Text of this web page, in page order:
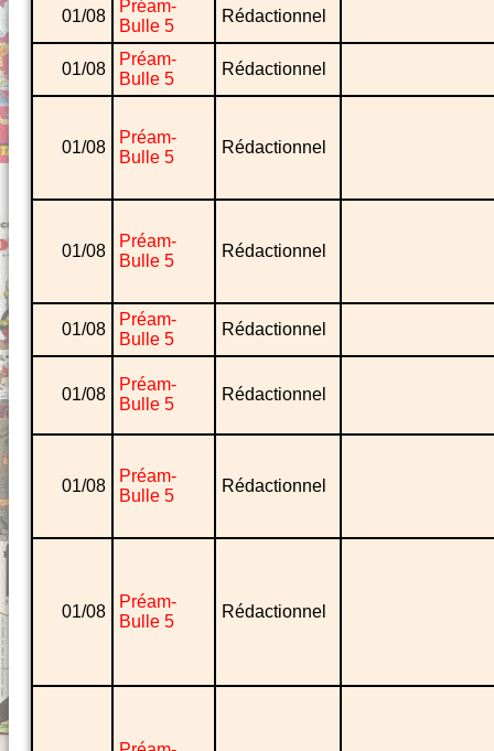
01/08
Préam-
Bulle 5
Rédactionnel
01/08
Préam-
Bulle 5
Rédactionnel
01/08
Préam-
Bulle 5
Rédactionnel
01/08
Préam-
Bulle 5
Rédactionnel
01/08
Préam-
Bulle 5
Rédactionnel
01/08
Préam-
Bulle 5
Rédactionnel
01/08
Préam-
Bulle 5
Rédactionnel
01/08
Préam-
Bulle 5
Rédactionnel